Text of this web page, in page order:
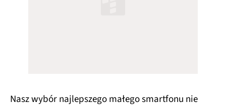
Nasz wybór najlepszego małego smartfonu nie